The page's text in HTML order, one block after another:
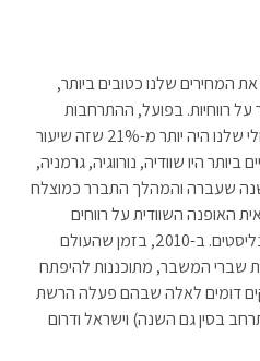
המחירים שלנו כטובים ביותר,
על רווחיות. בפועל, ההתרחבות
הגדילה את הרווחים. הרווח התפעולי שלנו היה יותר מ-21% שזה שיעור
ביותר היו שוודיה, נורווגיה, גרמניה,
בשנה שעברה והמהלך התברר כמוצלח
האופנה השוודית על רווחים
רבעוניים שעלו על כל תחזיות האנליסטים. ב-2010, בזמן שהעולם
שברי המשבר, מתוכננות להיפתח
דומים לאלה שבהם פעלה הרשת
להתרחב בסין גם השנה) וישראל ודרום